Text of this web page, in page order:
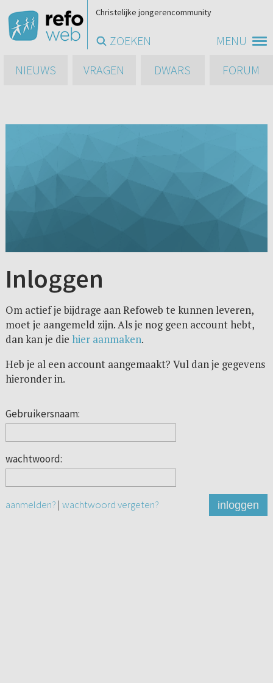
MENU
Christelijke jongerencommunity
ZOEKEN
NIEUWS
VRAGEN DWARS FORUM
Inloggen
Om actief je bijdrage aan Refoweb te kunnen leveren,
moet je aangemeld zijn. Als je nog geen account hebt,
dan kan je die hier aanmaken.
Heb je al een account aangemaakt? Vul dan je gegevens
hieronder in.
Gebruikersnaam:
wachtwoord:
aanmelden? | wachtwoord vergeten? inloggen